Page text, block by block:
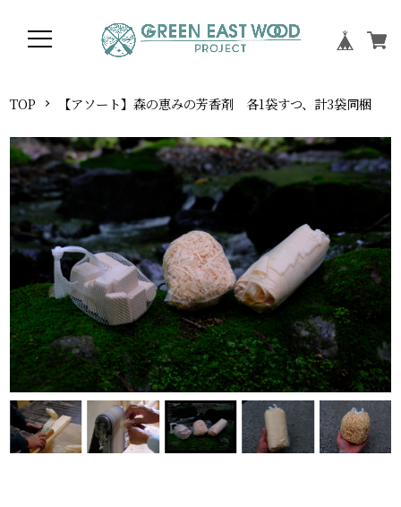
TOP 【アソート】森の恵みの芳香剤 各1袋すつ、計3袋同梱